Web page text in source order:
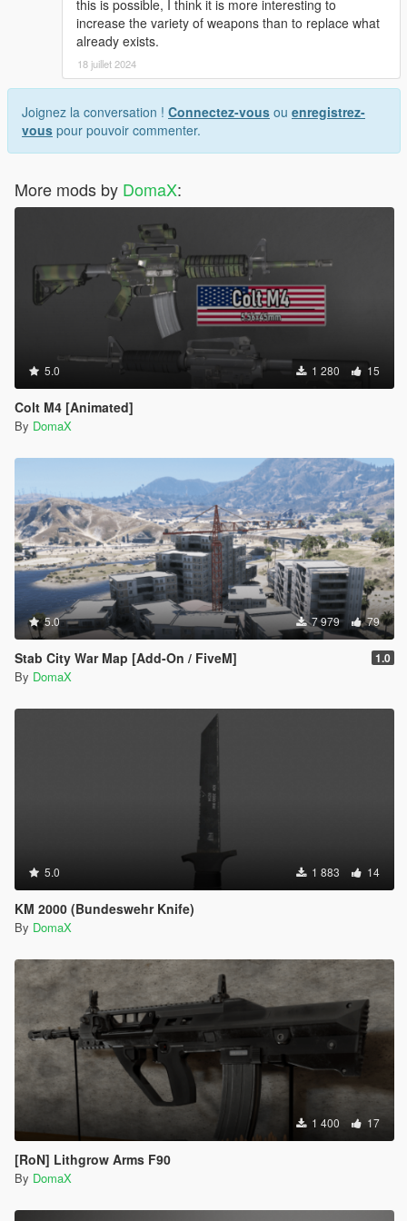
this is possible, I think it is more interesting to
increase the variety of weapons than to replace what
already exists.
18 juillet 2024
Joignez la conversation ! Connectez-vous ou enregistrez-
vous pour pouvoir commenter.
More mods by DomaX:
5.0 1 280 15
Colt M4 [Animated]
By DomaX
5.0 7 979 79
Stab City War Map [Add-On / FiveM] 1.0
By DomaX
5.0 1 883 14
KM 2000 (Bundeswehr Knife)
By DomaX
1 400 17
[RoN] Lithgrow Arms F90
By DomaX